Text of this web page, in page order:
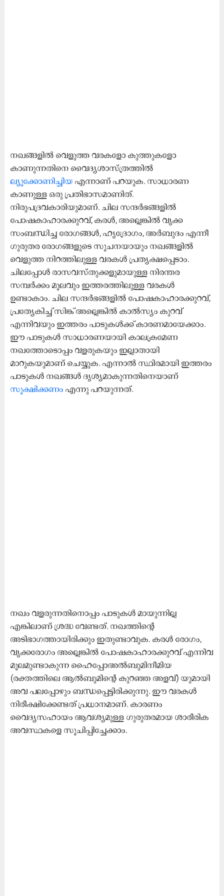
നഖങ്ങളിൽ വെളുത്ത വരകളോ കുത്തുകളോ
കാണുന്നതിനെ വൈദ്യശാസ്‍ത്രത്തിൽ
ല്യൂക്കോണിച്ചിയ എന്നാണ് പറയുക. സാധാരണ
കാണുള്ള ഒരു പ്രതിഭാസമാണിത്.
നിരുപദ്രവകാരിയുമാണ്. ചില സന്ദർഭങ്ങളിൽ
പോഷകാഹാരക്കുറവ്, കരൾ, അല്ലെങ്കിൽ വൃക്ക
സംബന്ധിച്ച രോഗങ്ങൾ, ഹൃദ്രോഗം, അർബുദം എന്നീ
ഗുരുതര രോഗങ്ങളുടെ സൂചനയായും നഖങ്ങളിൽ
വെളുത്ത നിറത്തിലുള്ള വരകൾ പ്രത്യക്ഷപ്പെടാം.
ചിലപ്പോൾ രാസവസ്തുക്കളുമായുള്ള നിരന്തര
സമ്പർക്കം മൂലവും ഇത്തരത്തിലുള്ള വരകൾ
ഉണ്ടാകാം. ചില സന്ദർഭങ്ങളിൽ പോഷകാഹാരക്കുറവ്,
പ്രത്യേകിച്ച് സിങ്ക് അല്ലെങ്കിൽ കാൽസ്യം കുറവ്
എന്നിവയും ഇത്തരം പാടുകൾക്ക് കാരണമായേക്കാം.
ഈ പാടുകൾ സാധാരണയായി കാലക്രമേണ
നഖത്തോടൊപ്പം വളരുകയും ഇല്ലാതായി
മാറുകയുമാണ് ചെയ്യുക. എന്നാൽ സ്ഥിരമായി ഇത്തരം
പാടുകൾ നഖങ്ങൾ ദൃശ്യമാകുന്നതിനെയാണ്
സൂക്ഷിക്കണം എന്നു പറയുന്നത്.
നഖം വളരുന്നതിനൊപ്പം പാടുകൾ മായുന്നില്ല
എങ്കിലാണ് ശ്രദ്ധ വേണ്ടത്. നഖത്തിന്റെ
അടിഭാഗത്തായിരിക്കും ഇതുണ്ടാവുക. കരൾ രോഗം,
വൃക്കരോഗം അല്ലെങ്കിൽ പോഷകാഹാരക്കുറവ് എന്നിവ
മൂലമുണ്ടാകുന്ന ഹൈപ്പോഅൽബുമിനീമിയ
(രക്തത്തിലെ ആൽബുമിന്റെ കുറഞ്ഞ അളവ്) യുമായി
അവ പലപ്പോഴും ബന്ധപ്പെട്ടിരിക്കുന്നു. ഈ വരകൾ
നിരീക്ഷിക്കേണ്ടത് പ്രധാനമാണ്. കാരണം
വൈദ്യസഹായം ആവശ്യമുള്ള ഗുരുതരമായ ശാരീരിക
അവസ്ഥകളെ സൂചിപ്പിച്ചേക്കാം.